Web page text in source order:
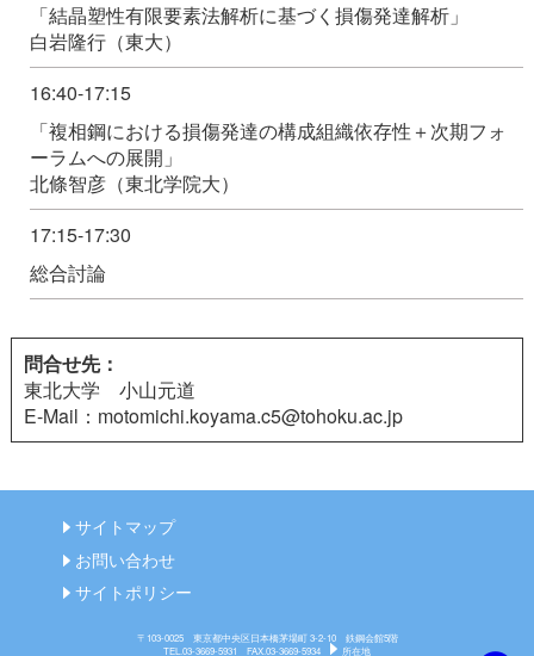
「結晶塑性有限要素法解析に基づく損傷発達解析」
白岩隆行（東大）
16:40-17:15
「複相鋼における損傷発達の構成組織依存性＋次期フォ
ーラムへの展開」
北條智彦（東北学院大）
17:15-17:30
総合討論
問合せ先：
東北大学 小山元道
E-Mail：motomichi.koyama.c5@tohoku.ac.jp
サイトマップ
お問い合わせ
サイトポリシー
〒103-0025 東京都中央区日本橋茅場町 3-2-10 鉄鋼会館5階
TEL.03-3669-5931 FAX.03-3669-5934
所在地